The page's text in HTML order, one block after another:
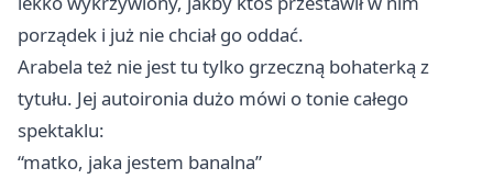
porządek i już nie chciał go oddać.
Arabela też nie jest tu tylko grzeczną bohaterką z
tytułu. Jej autoironia dużo mówi o tonie całego
spektaklu:
“matko, jaka jestem banalna”